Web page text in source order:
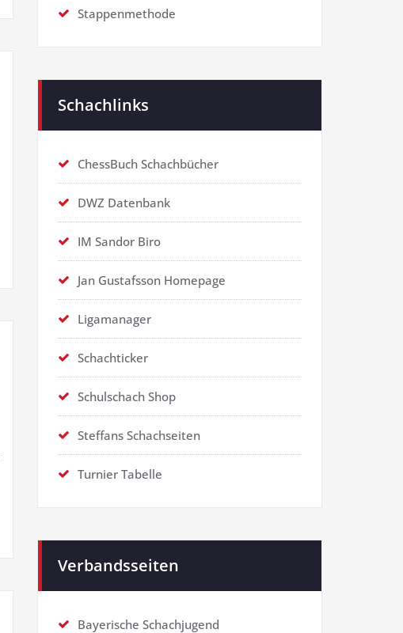
Stappenmethode
Schachlinks
ChessBuch Schachbücher
DWZ Datenbank
IM Sandor Biro
Jan Gustafsson Homepage
Ligamanager
Schachticker
Schulschach Shop
Steffans Schachseiten
Turnier Tabelle
Verbandsseiten
Bayerische Schachjugend